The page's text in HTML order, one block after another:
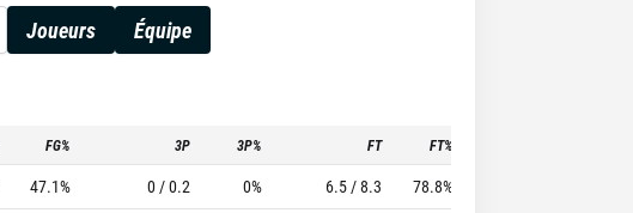
Joueurs Équipe
FG% 3P 3P% FT FT%
47.1% 0 / 0.2 0% 6.5 / 8.3 78.8%